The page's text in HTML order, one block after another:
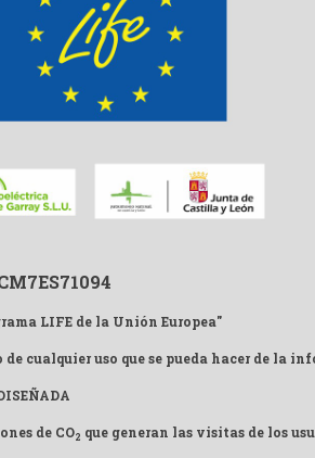
LIFE de la Unión Europea"
cualquier uso que se pueda hacer de la
de CO2 que generan las visitas de los